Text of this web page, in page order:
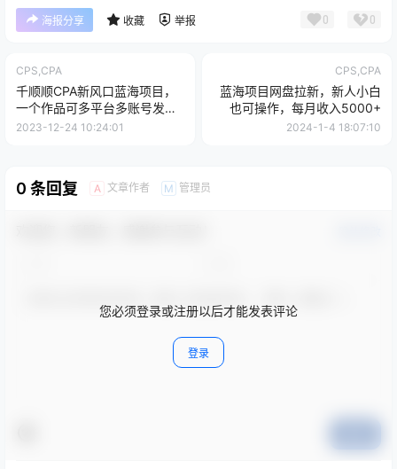
海报分享 收藏 举报 0 0
CPS,CPA
千顺顺CPA新风口蓝海项目，
一个作品可多平台多账号发
布，每月躺赚10W+【揭秘】
2023-12-24 10:24:01
CPS,CPA
蓝海项目网盘拉新，新人小白
也可操作，每月收入5000+
2024-1-4 18:07:10
0 条回复 A 文章作者 M 管理员
您必须登录或注册以后才能发表评论
登录